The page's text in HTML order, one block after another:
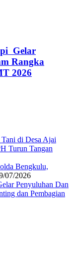
Gelar
Rangka
2026
di Desa Ajai
Turun Tangan
Bengkulu,
07/2026
Penyuluhan Dan
dan Pembagian